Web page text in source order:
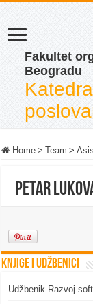
Fakultet
Beogradu
Home > Team >
Petar
Knjige i udžbenici
Udžbenik Razvoj